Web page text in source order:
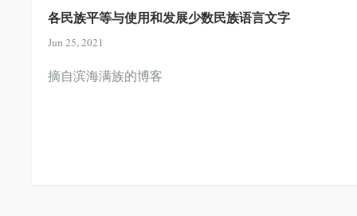
各民族平等与使用和发展少数民族语言文字
Jun 25, 2021
摘自滨海满族的博客